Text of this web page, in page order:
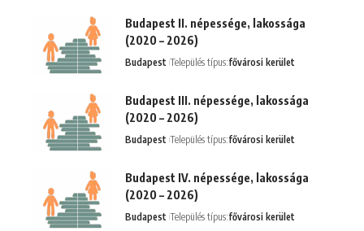
Budapest II. népessége, lakossága
(2020 – 2026)
Budapest Település típus:fővárosi kerület
Budapest III. népessége, lakossága
(2020 – 2026)
Budapest Település típus:fővárosi kerület
Budapest IV. népessége, lakossága
(2020 – 2026)
Budapest Település típus:fővárosi kerület